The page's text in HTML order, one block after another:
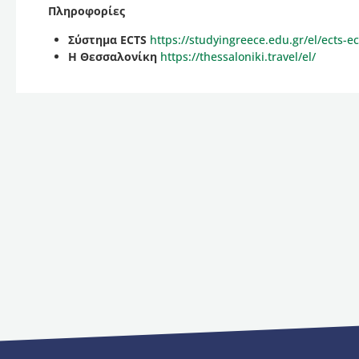
Πληροφορίες
Σύστημα ECTS https://studyingreece.edu.gr/el/ects-
Η Θεσσαλονίκη https://thessaloniki.travel/el/